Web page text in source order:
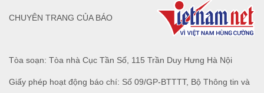
Tòa soạn: Tòa nhà Cục Tần Số, 115 Trần Duy Hưng Hà Nội
Giấy phép hoạt động báo chí: Số 09/GP-BTTTT, Bộ Thông tin và
CHUYÊN TRANG CỦA BÁO